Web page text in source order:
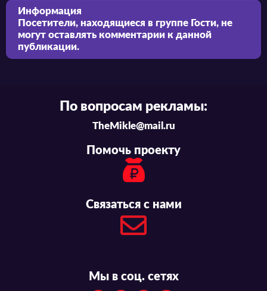
Информация
Посетители, находящиеся в группе Гости, не
могут оставлять комментарии к данной
публикации.
По вопросам рекламы:
TheMikle@mail.ru
Помочь проекту
Связаться с нами
Мы в соц. сетях